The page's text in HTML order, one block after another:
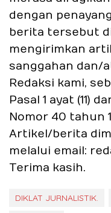
dengan
berita tersebut
mengirimkan
sanggahan dan/
Redaksi kami,
Pasal 1 ayat (11)
Nomor 40 tahun
Artikel/berita
melalui email:
Terima kasih.
DIKLAT JURNALISTIK.